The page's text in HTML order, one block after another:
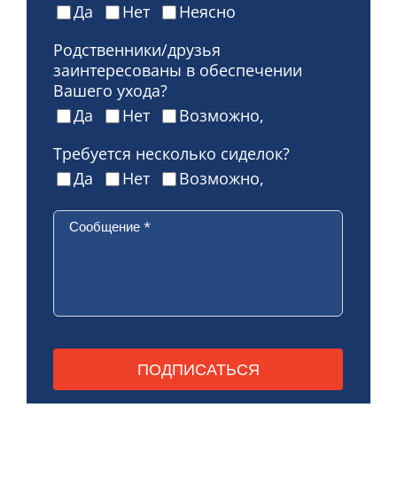
Да
Нет
Неясно
Родственники/друзья
заинтересованы в обеспечении
Вашего ухода?
Да
Нет
Возможно,
Требуется несколько сиделок?
Да
Нет Возможно,
Сообщение *